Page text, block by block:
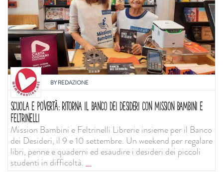
BYREDAZIONE
SCUOLA E POVERTÀ: RITORNA IL BANCO DEI DESIDERI CON MISSION BAMBINI E
FELTRINELLI
Mission Bambini e Feltrinelli Librerie insieme per il Banco
dei Desideri, il 9 e 10 settembre. Un weekend per regalare
libri, penne e quaderni ed esaudire i desideri dei piccoli
studenti in difficoltà....